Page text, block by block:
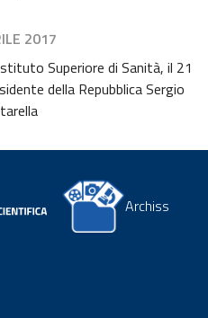
2017
Superiore di Sanità, il 21
della Repubblica Sergio
Archiss